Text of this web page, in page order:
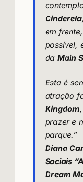
Cinderela
em
possível,
da Main
Esta é
atração
Kingdom
prazer e
parque.”
Diana
Sociais “
Dream